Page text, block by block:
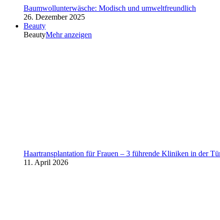
Baumwollunterwäsche: Modisch und umweltfreundlich
26. Dezember 2025
Beauty
BeautyMehr anzeigen
Haartransplantation für Frauen – 3 führende Kliniken in der
11. April 2026